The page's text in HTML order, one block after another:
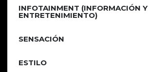
INFOTAINMENT (INFORMACIÓN Y
ENTRETENIMIENTO)
SENSACIÓN
ESTILO